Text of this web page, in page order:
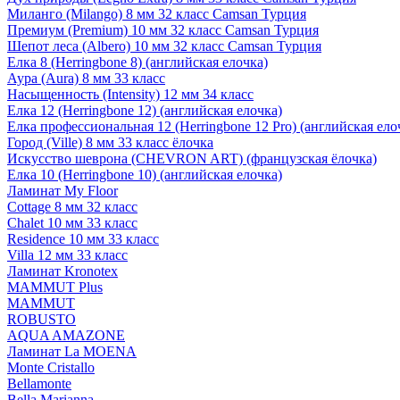
Миланго (Milango) 8 мм 32 класс Camsan Турция
Премиум (Premium) 10 мм 32 класс Camsan Турция
Шепот леса (Albero) 10 мм 32 класс Camsan Турция
Елка 8 (Herringbone 8) (английская елочка)
Аура (Aura) 8 мм 33 класс
Насыщенность (Intensity) 12 мм 34 класс
Елка 12 (Herringbone 12) (английская елочка)
Елка профессиональная 12 (Herringbone 12 Pro) (английская
Город (Ville) 8 мм 33 класс ёлочка
Искусство шеврона (CHEVRON ART) (французская ёлочка)
Елка 10 (Herringbone 10) (английская елочка)
Ламинат My Floor
Cottage 8 мм 32 класс
Chalet 10 мм 33 класс
Residence 10 мм 33 класс
Villa 12 мм 33 класс
Ламинат Kronotex
MAMMUT Plus
MAMMUT
ROBUSTO
AQUA AMAZONE
Ламинат La MOENA
Monte Cristallo
Bellamonte